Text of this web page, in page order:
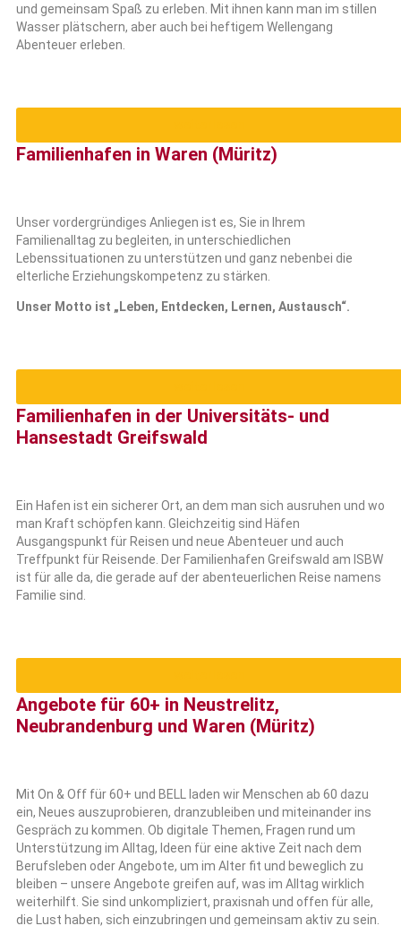
und gemeinsam Spaß zu erleben. Mit ihnen kann man im stillen
Wasser plätschern, aber auch bei heftigem Wellengang
Abenteuer erleben.
Familienhafen in Waren (Müritz)
Unser vordergründiges Anliegen ist es, Sie in Ihrem
Familienalltag zu begleiten, in unterschiedlichen
Lebenssituationen zu unterstützen und ganz nebenbei die
elterliche Erziehungskompetenz zu stärken.
Unser Motto ist „Leben, Entdecken, Lernen, Austausch“.
Familienhafen in der Universitäts- und
Hansestadt Greifswald
Ein Hafen ist ein sicherer Ort, an dem man sich ausruhen und wo
man Kraft schöpfen kann. Gleichzeitig sind Häfen
Ausgangspunkt für Reisen und neue Abenteuer und auch
Treffpunkt für Reisende. Der Familienhafen Greifswald am ISBW
ist für alle da, die gerade auf der abenteuerlichen Reise namens
Familie sind.
Angebote für 60+ in Neustrelitz,
Neubrandenburg und Waren (Müritz)
Mit On & Off für 60+ und BELL laden wir Menschen ab 60 dazu
ein, Neues auszuprobieren, dranzubleiben und miteinander ins
Gespräch zu kommen. Ob digitale Themen, Fragen rund um
Unterstützung im Alltag, Ideen für eine aktive Zeit nach dem
Berufsleben oder Angebote, um im Alter fit und beweglich zu
bleiben – unsere Angebote greifen auf, was im Alltag wirklich
weiterhilft. Sie sind unkompliziert, praxisnah und offen für alle,
die Lust haben, sich einzubringen und gemeinsam aktiv zu sein.